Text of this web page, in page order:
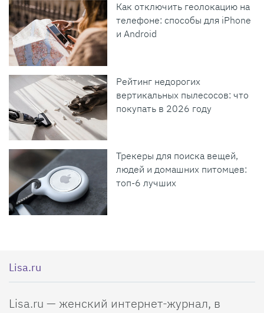
Как отключить геолокацию на
телефоне: способы для iPhone
и Android
Рейтинг недорогих
вертикальных пылесосов: что
покупать в 2026 году
Трекеры для поиска вещей,
людей и домашних питомцев:
топ-6 лучших
Lisa.ru
Lisa.ru — женский интернет-журнал, в